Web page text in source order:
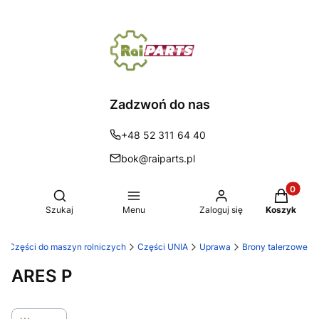
Zadzwoń do nas
+48 52 311 64 40
bok@raiparts.pl
Otwórz wyszukiwarkę
Szukaj Menu Zaloguj się Koszyk
| Części do maszyn rolniczych Części UNIA Uprawa Brony talerzowe
ARES P